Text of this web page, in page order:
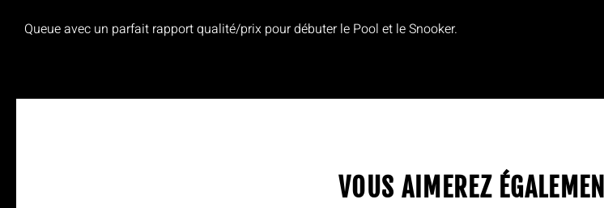
Queue avec un parfait rapport qualité/prix pour débuter le Pool et le Snooker.
VOUS AIMEREZ